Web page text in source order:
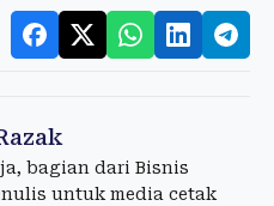
bagian dari Bisnis
untuk media cetak